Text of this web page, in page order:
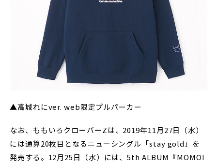
▲高城れにver. web限定プルパーカー
なお、ももいろクローバーZは、2019年11月27日（水）
には通算20枚目となるニューシングル「stay gold」を
発売する。12月25日（水）には、5th ALBUM『MOMOI